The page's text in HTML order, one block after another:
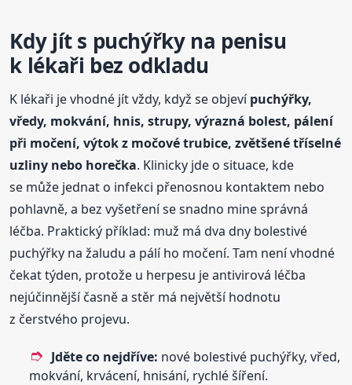
Kdy jít s puchýřky na penisu
k lékaři bez odkladu
K lékaři je vhodné jít vždy, když se objevípuchýřky,
vředy, mokvání, hnis, strupy, výrazná bolest, pálení
při močení, výtok z močové trubice, zvětšené tříselné
uzliny nebo horečka. Klinicky jde o situace, kde
se může jednat o infekci přenosnou kontaktem nebo
pohlavně, a bez vyšetření se snadno mine správná
léčba. Praktický příklad: muž má dva dny bolestivé
puchýřky na žaludu a pálí ho močení. Tam není vhodné
čekat týden, protože u herpesu je antivirová léčba
nejúčinnější časně a stěr má největší hodnotu
z čerstvého projevu.
Jděte co nejdříve: nové bolestivé puchýřky, vřed,
mokvání, krvácení, hnisání, rychlé šíření.